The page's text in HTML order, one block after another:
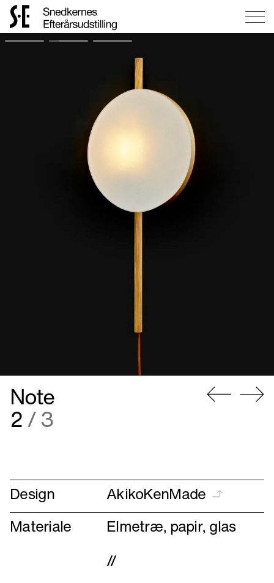
Gå
Note
2/ 3
Design
AkikoKenMade
Materiale
Elmetræ, papir, glas
//